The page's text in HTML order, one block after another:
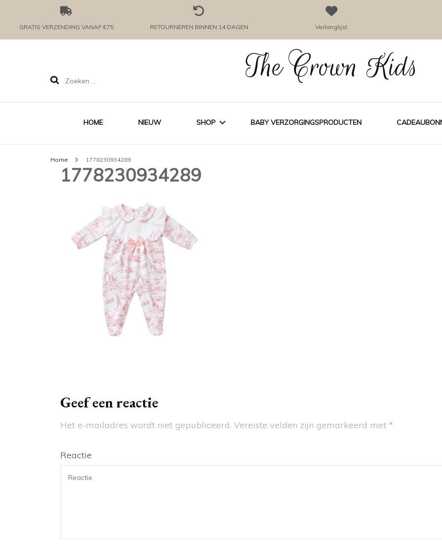
Zoeken
The Crown Kids
HOME NIEUW SHOP BABY VERZORGINGSPRODUCTEN
Home 1778230934289
1778230934289
Geef een reactie
Het e-mailadres wordt niet gepubliceerd. Vereiste velden zijn gemarkeerd met *
Reactie
GRATIS VERZENDING VANAF €75 RETOURNEREN BINNEN 14 DAGEN Verlanglijst